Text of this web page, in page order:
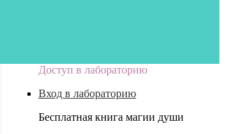
Доступ в лабораторию
Вход в лабораторию
Бесплатная книга магии души